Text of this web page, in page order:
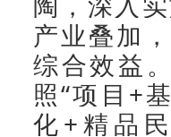
产业叠加
综合效益
照“项目+
化+精品